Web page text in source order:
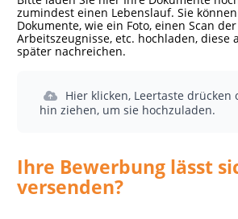
zumindest einen Lebenslauf. Sie
Dokumente, wie ein Foto, einen Scan
Arbeitszeugnisse, etc. hochladen, diese
später nachreichen.
Hier klicken, Leertaste drücken
hin ziehen, um sie hochzuladen.
Ihre Bewerbung lässt
versenden?